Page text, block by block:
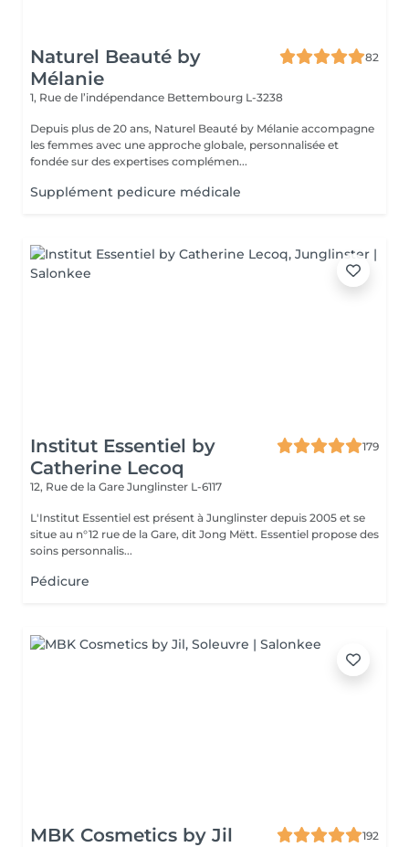
Naturel Beauté by
Mélanie
82
1, Rue de l’indépendance Bettembourg L-3238
Depuis plus de 20 ans, Naturel Beauté by Mélanie accompagne
les femmes avec une approche globale, personnalisée et
fondée sur des expertises complémen...
Supplément pedicure médicale
Institut Essentiel by
Catherine Lecoq
179
12, Rue de la Gare Junglinster L-6117
L'Institut Essentiel est présent à Junglinster depuis 2005 et se
situe au n°12 rue de la Gare, dit Jong Mëtt. Essentiel propose des
soins personnalis...
Pédicure
MBK Cosmetics by Jil
192